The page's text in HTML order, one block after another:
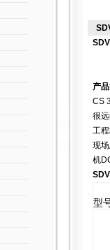
产
CS
很
工
现
机
型